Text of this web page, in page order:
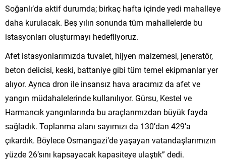
Soğanlı’da aktif durumda; birkaç hafta içinde yedi mahalleye
daha kurulacak. Beş yılın sonunda tüm mahallelerde bu
istasyonları oluşturmayı hedefliyoruz.
Afet istasyonlarımızda tuvalet, hijyen malzemesi, jeneratör,
beton delicisi, keski, battaniye gibi tüm temel ekipmanlar yer
alıyor. Ayrıca dron ile insansız hava aracımız da afet ve
yangın müdahalelerinde kullanılıyor. Gürsu, Kestel ve
Harmancık yangınlarında bu araçlarımızdan büyük fayda
sağladık. Toplanma alanı sayımızı da 130’dan 429’a
çıkardık. Böylece Osmangazi’de yaşayan vatandaşlarımızın
yüzde 26’sını kapsayacak kapasiteye ulaştık” dedi.